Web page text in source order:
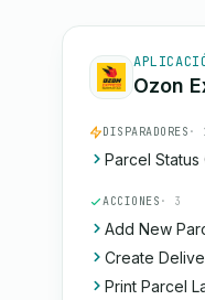
Ozon
DISPARADORES ·
Parcel Status
ACCIONES · 3
Add New
Create
Print Parcel